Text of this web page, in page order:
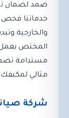
ضمد لضمان
خدماتنا فحص
والخارجية
المختص يعمل
مستدامة
مثالي
شركة